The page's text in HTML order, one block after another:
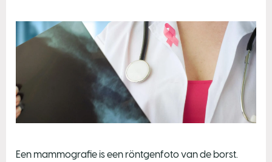
Een mammografie is een röntgenfoto van de borst.